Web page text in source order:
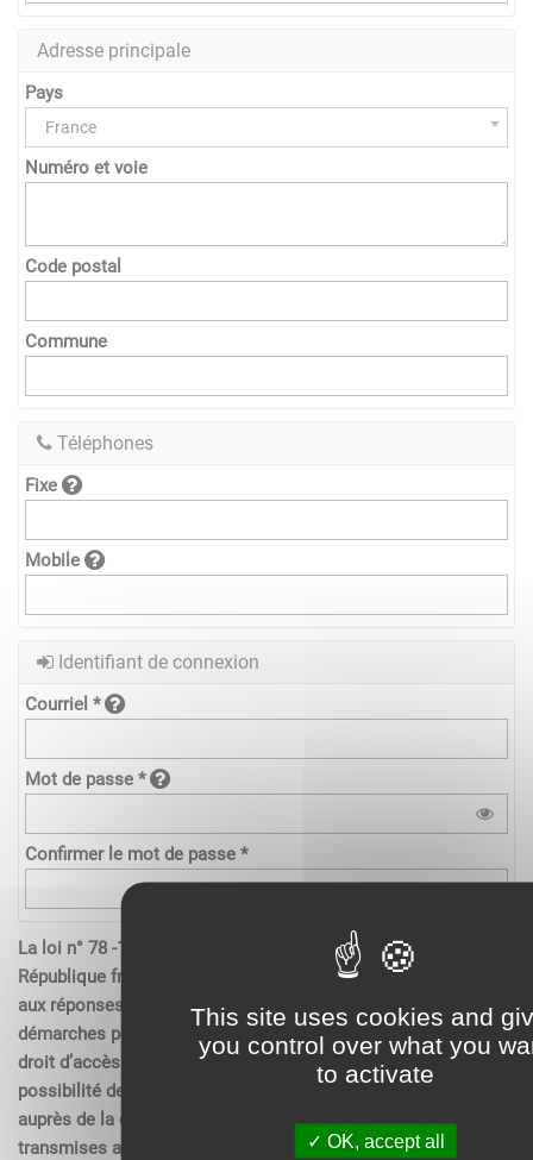
This site uses cookies and
you control over what you
to activate
OK, accept all
Adresse principale
Pays
France
Numéro et voie
Code postal
Commune
Téléphones
Fixe
Mobile
Identifiant de connexion
Courriel *
Mot de passe *
Confirmer le mot de passe *
La loi n° 78 -17 du 6 janvier 1978 relative à l’informatique de la
République française, aux fichiers et aux libertés s’applique
aux réponses contenues dans les demandes effectués sur les
démarches pour les personnes physiques. Elle garantit un
droit d’accès aux données nominatives les concernant et la
possibilité de rectification. Ces droits peuvent être exercés
auprès de la collectivité. Les données recueillies seront
transmises aux services compétents pour l’instruction de